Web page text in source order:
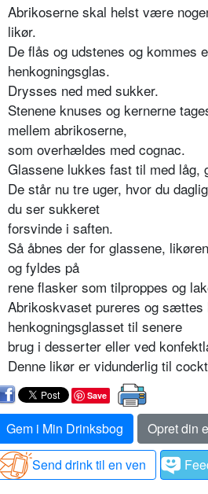
Abrikoserne skal helst være
likør.
De flås og udstenes og kommes
henkogningsglas.
Drysses ned med sukker.
Stenene knuses og kernerne
mellem abrikoserne,
som overhældes med cognac.
Glassene lukkes fast til med låg,
De står nu tre uger, hvor du
du ser sukkeret
forsvinde i saften.
Så åbnes der for glassene,
og fyldes på
rene flasker som tilproppes og
Abrikoskvaset pureres og sættes
henkogningsglasset til senere
brug i desserter eller ved
Denne likør er vidunderlig til
Save
Gem i Min Drinksbog
Opret din
Send drink til en ven